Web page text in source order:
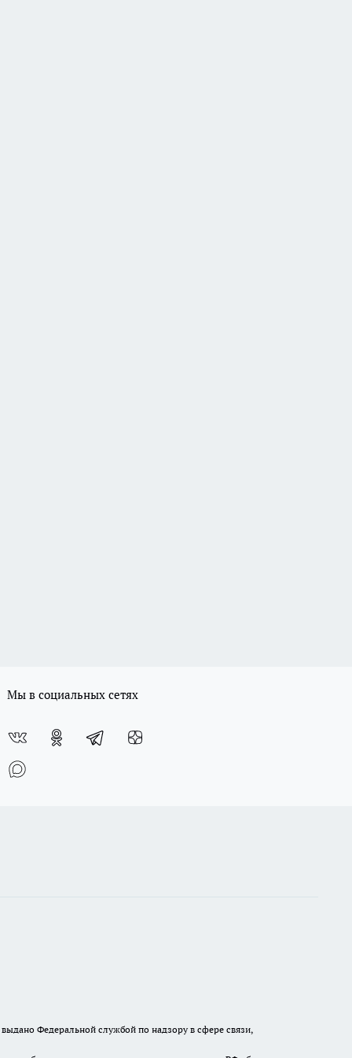
Мы в социальных сетях
Федеральной службой по надзору в сфере связи,